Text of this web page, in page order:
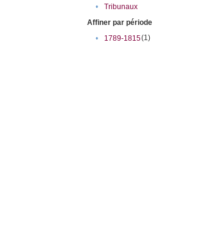
•
Tribunaux
Affiner par période
•
1789-1815(1)